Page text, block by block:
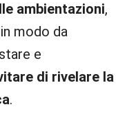
ambientazioni,
modo da
e
di rivelare la
.